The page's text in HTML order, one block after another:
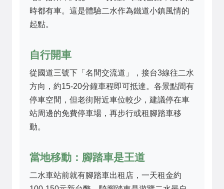
時都有車。這是體驗二水作為鐵道小鎮風情的
起點。
自行開車
從國道三號下「名間交流道」，接台3線往二水
方向，約15-20分鐘車程即可抵達。各景點間有
停車空間，但老街附近車位較少，建議停在車
站周邊的免費停車場，再步行或租腳踏車移
動。
當地移動：腳踏車是王道
二水車站前就有腳踏車出租店，一天租金約